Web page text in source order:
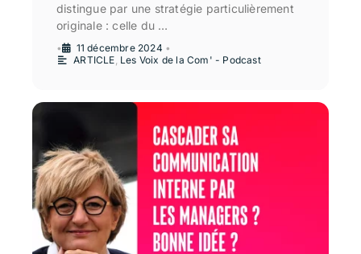
distingue par une stratégie particulièrement
originale : celle du …
• 11 décembre 2024 •
ARTICLE, Les Voix de la Com' - Podcast